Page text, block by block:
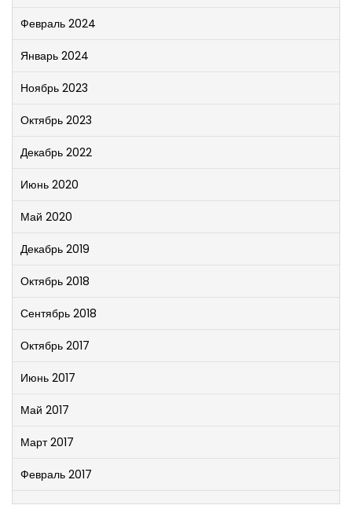
Февраль 2024
Январь 2024
Ноябрь 2023
Октябрь 2023
Декабрь 2022
Июнь 2020
Май 2020
Декабрь 2019
Октябрь 2018
Сентябрь 2018
Октябрь 2017
Июнь 2017
Май 2017
Март 2017
Февраль 2017